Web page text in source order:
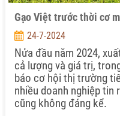
Gạo Việt trước thời cơ
24-7-2024
Nửa đầu năm 2024,
cả lượng và giá trị,
báo cơ hội thị trường
nhiều doanh nghiệp
cũng không đáng kể.